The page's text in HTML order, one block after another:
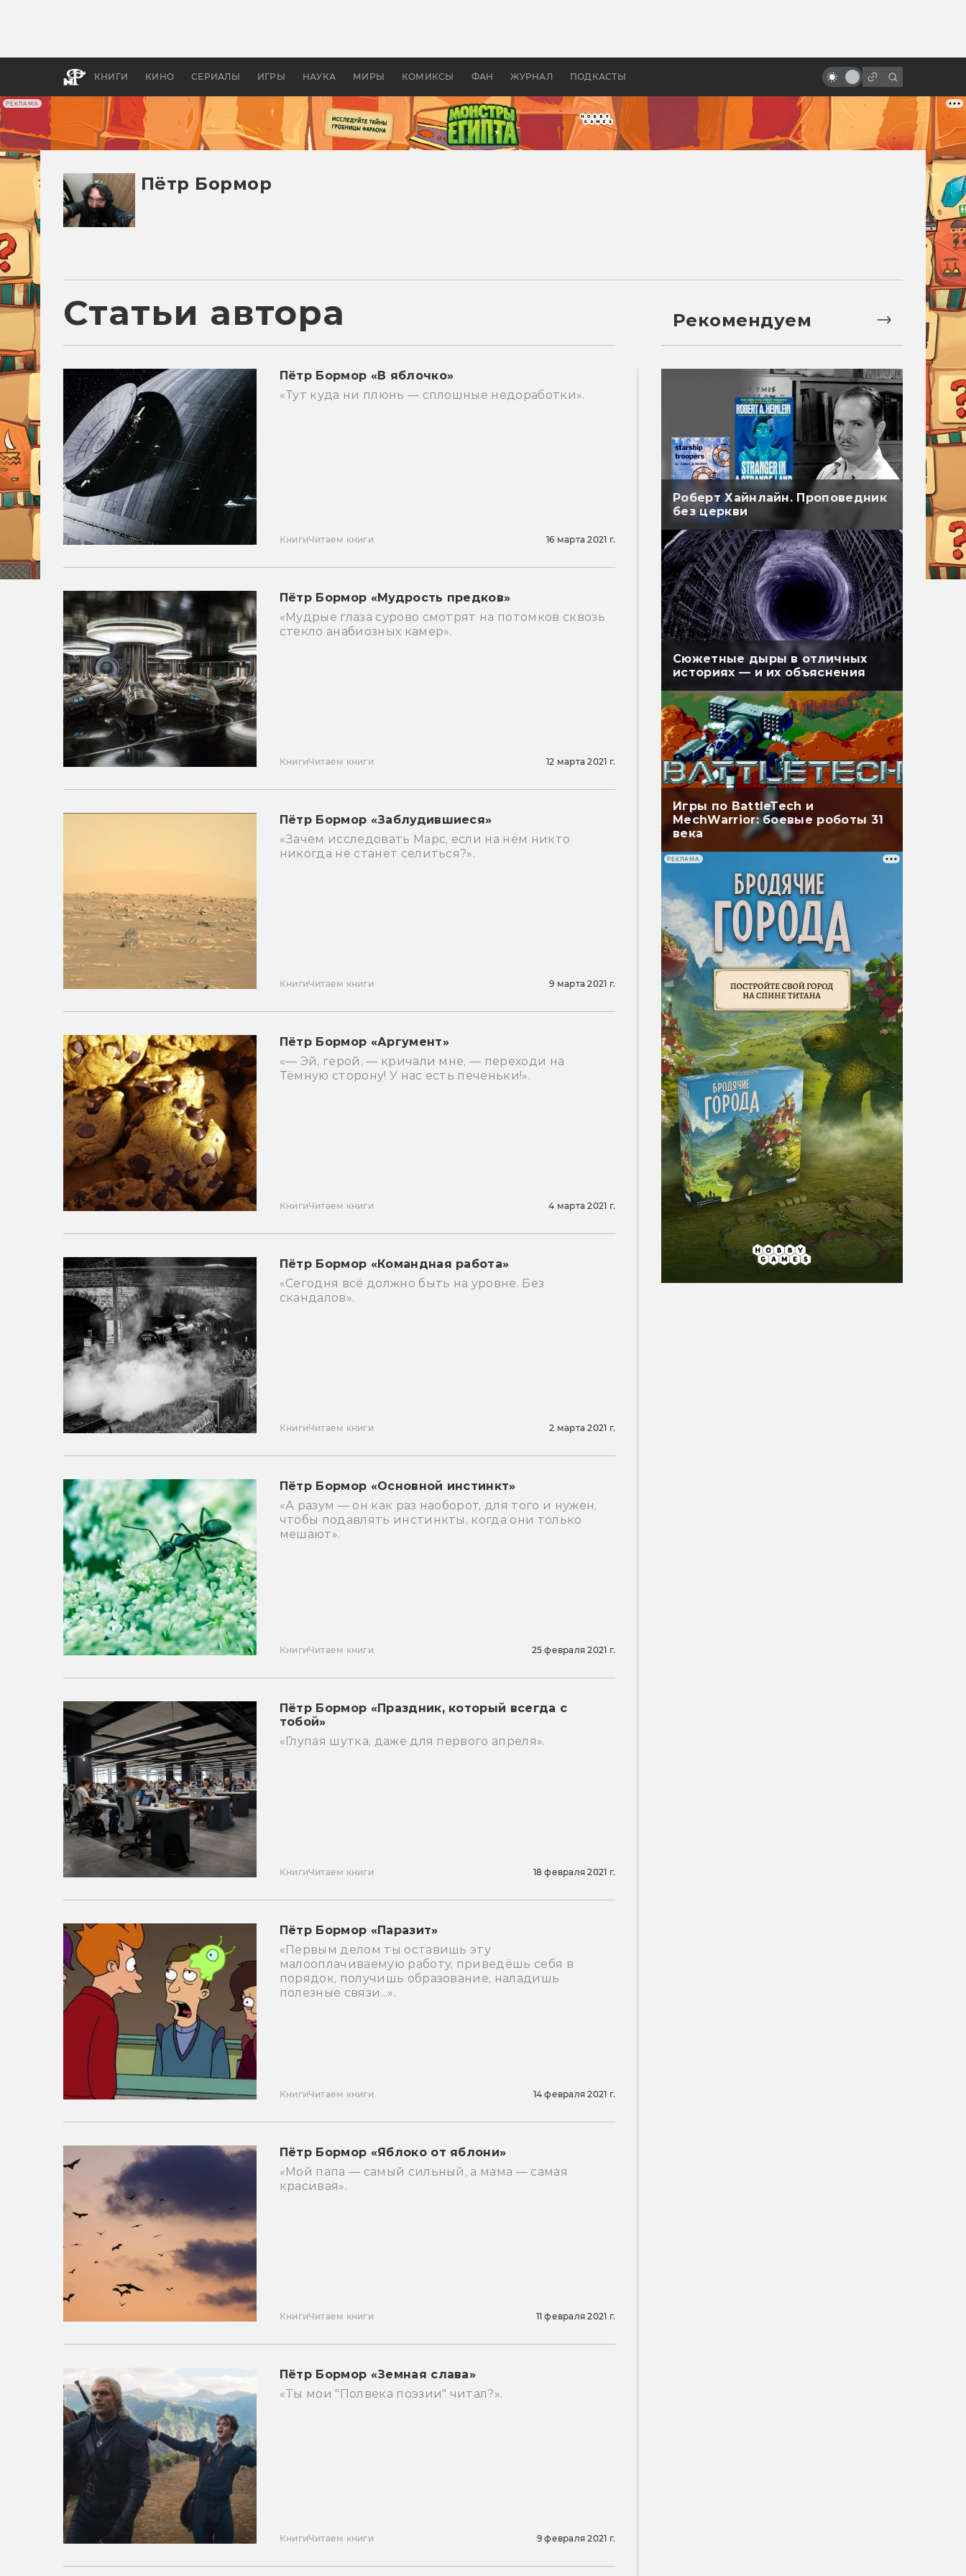
РЕКЛАМА
КНИГИ КИНО СЕРИАЛЫ ИГРЫ НАУКА МИРЫ КОМИКСЫ ФАН ЖУРНАЛ ПОДКАСТЫ
апокалипсис, в России —
бы «Властелина колец»
кино
Пётр Бормор
Статьи автора
Пётр Бормор «В яблочко»
«Тут куда ни плюнь — сплошные недоработки».
КнигиЧитаем книги 16 марта 2021 г.
Пётр Бормор «Мудрость предков»
«Мудрые глаза сурово смотрят на потомков сквозь
стекло анабиозных камер».
КнигиЧитаем книги 12 марта 2021 г.
Пётр Бормор «Заблудившиеся»
«Зачем исследовать Марс, если на нём никто
никогда не станет селиться?».
КнигиЧитаем книги 9 марта 2021 г.
Пётр Бормор «Аргумент»
«— Эй, герой, — кричали мне, — переходи на
Тёмную сторону! У нас есть печеньки!».
КнигиЧитаем книги 4 марта 2021 г.
Пётр Бормор «Командная работа»
«Сегодня всё должно быть на уровне. Без
скандалов».
КнигиЧитаем книги 2 марта 2021 г.
Пётр Бормор «Основной инстинкт»
«А разум — он как раз наоборот, для того и нужен,
чтобы подавлять инстинкты, когда они только
мешают».
КнигиЧитаем книги 25 февраля 2021 г.
Пётр Бормор «Праздник, который всегда с
тобой»
«Глупая шутка, даже для первого апреля».
КнигиЧитаем книги 18 февраля 2021 г.
Пётр Бормор «Паразит»
«Первым делом ты оставишь эту
малооплачиваемую работу, приведёшь себя в
порядок, получишь образование, наладишь
полезные связи...».
КнигиЧитаем книги 14 февраля 2021 г.
Пётр Бормор «Яблоко от яблони»
«Мой папа — самый сильный, а мама — самая
красивая».
КнигиЧитаем книги 11 февраля 2021 г.
Пётр Бормор «Земная слава»
«Ты мои "Полвека поэзии" читал?».
КнигиЧитаем книги 9 февраля 2021 г.
Рекомендуем
Роберт Хайнлайн. Проповедник
без церкви
Сюжетные дыры в отличных
историях — и их объяснения
Игры по BattleTech и
MechWarrior: боевые роботы 31
века
РЕКЛАМА